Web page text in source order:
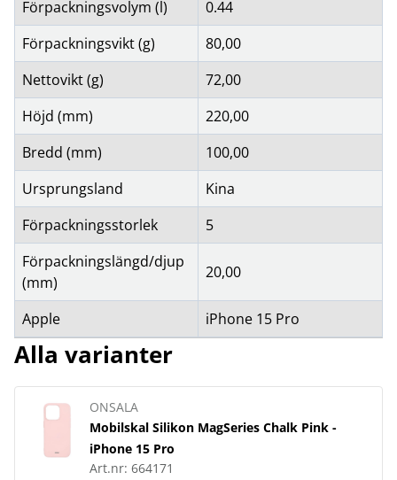
Förpackningsvolym (l)
0.44
Förpackningsvikt (g)
80,00
Nettovikt (g)
72,00
Höjd (mm)
220,00
Bredd (mm)
100,00
Ursprungsland
Kina
Förpackningsstorlek
5
Förpackningslängd/djup
(mm)
20,00
Apple iPhone 15 Pro
Alla varianter
ONSALA
Mobilskal Silikon MagSeries Chalk Pink -
iPhone 15 Pro
Art.nr: 664171